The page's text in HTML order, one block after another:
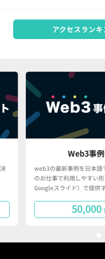
アクセスラン
Web3事
web3の最新事例を日本語
のお仕事で利用しやすい
Googleスライド）で提供
50,000